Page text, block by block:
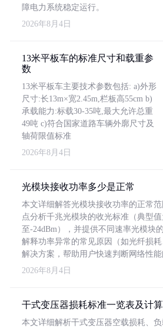
障电力系统稳定运行。
2026年8月4日
13米平板车的标准尺寸和载重参
数
13米平板车主要技术参数包括: a)外形
尺寸:长13m×宽2.45m,栏板高55cm b)
承载能力:标载30-35吨,最大允许总重
49吨 c)符合国家道路车辆外廓尺寸及
轴荷限值标准
2026年8月4日
光模块接收功率多少是正常
本文详细解答光模块接收功率的正常
点分析千兆光模块的收光标准（典型值
至-24dBm），并提供不同速率光模块
解释功率异常的常见原因（如光纤损
解决方案，帮助用户快速判断网络性能
2026年8月4日
干式变压器损耗标准一览表及计
本文详细解析干式变压器空载损耗、